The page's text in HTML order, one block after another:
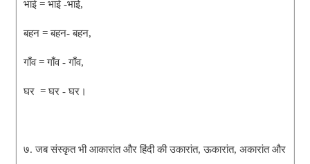
भाई = भाई -भाई,
बहन = बहन- बहन,
गाँव = गाँव - गाँव,
घर = घर - घर।
७. जब संस्कृत भी आकारांत और हिंदी की उकारांत, ऊकारांत, अकारांत और